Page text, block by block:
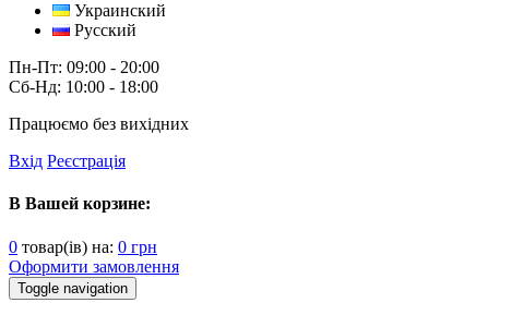
Украинский
Русский
Пн-Пт: 09:00 - 20:00
Сб-Нд: 10:00 - 18:00
Працюємо без вихідних
Вхід Реєстрація
В Вашей корзине:
0 товар(ів) на: 0 грн
Оформити замовлення
Toggle navigation